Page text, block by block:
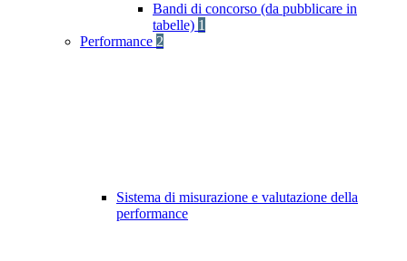
Bandi di concorso (da pubblicare in
tabelle) 1
Performance 2
Sistema di misurazione e valutazione della
performance